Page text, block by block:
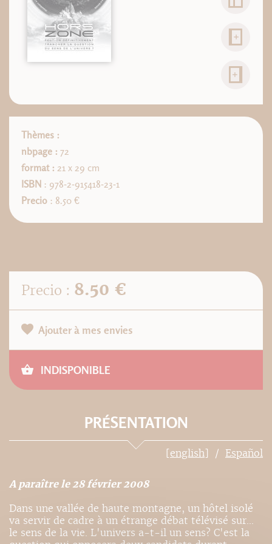
Thèmes :
nbpage : 72
format : 21 x 29 cm
ISBN : 978-2-915418-23-1
Precio : 8.50 €
Precio : 8.50 €
Ajouter à mes envies
INDISPONIBLE
PRÉSENTATION
[english] Español
A paraître le 28 février 2008
Dans une vallée de haute montagne, un hôtel isolé
va servir de cadre à un étrange débat télévisé sur...
le sens de la vie. L'univers a-t-il un sens? C'est la